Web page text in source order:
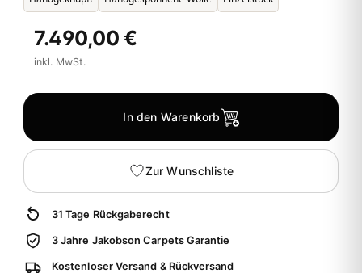
7.490,00 €
inkl. MwSt.
In den Warenkorb
Zur Wunschliste
31 Tage Rückgaberecht
3 Jahre Jakobson Carpets Garantie
Kostenloser Versand & Rückversand